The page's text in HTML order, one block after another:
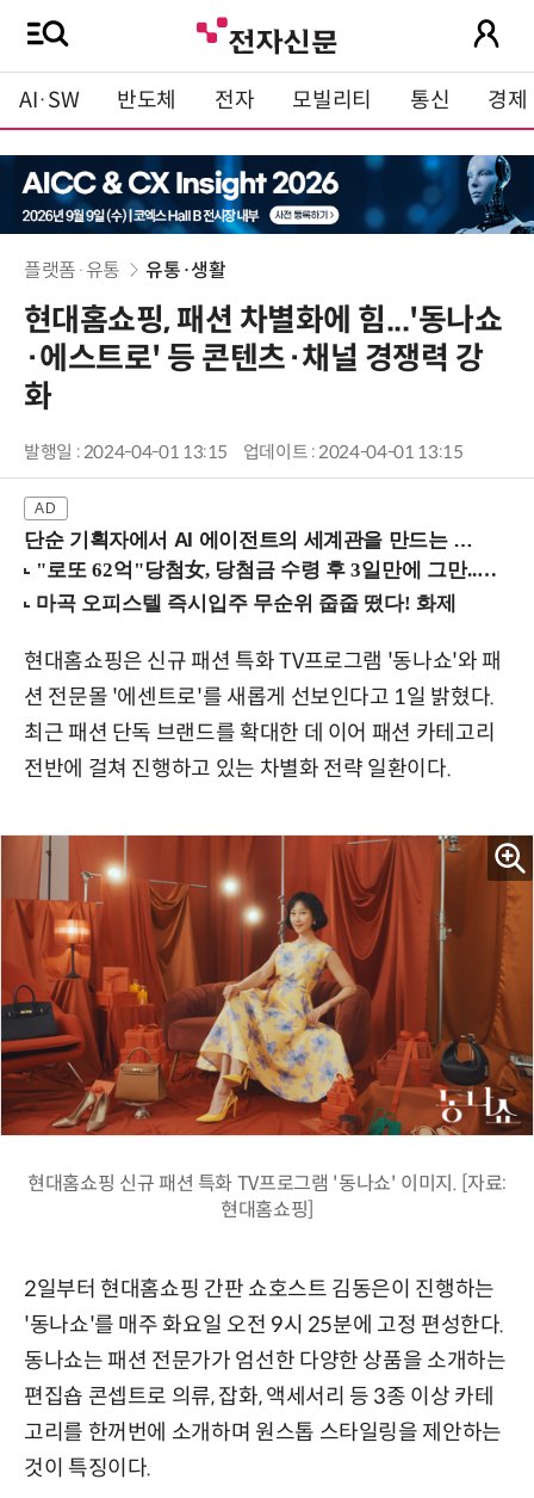
AI·SW 반도체 전자 모빌리티 통신 경제
플랫폼·유통 유통·생활
현대홈쇼핑, 패션 차별화에 힘...'동나쇼
·에스트로' 등 콘텐츠·채널 경쟁력 강
화
발행일 : 2024-04-01 13:15 업데이트 : 2024-04-01 13:15
단순 기획자에서 AI 에이전트의 세계관을 만드는 지식 설계자로.. (8/20 강남역)
현대홈쇼핑은 신규 패션 특화 TV프로그램 '동나쇼'와 패
션 전문몰 '에센트로'를 새롭게 선보인다고 1일 밝혔다.
최근 패션 단독 브랜드를 확대한 데 이어 패션 카테고리
전반에 걸쳐 진행하고 있는 차별화 전략 일환이다.
현대홈쇼핑 신규 패션 특화 TV프로그램 '동나쇼' 이미지. [자료:
현대홈쇼핑]
2일부터 현대홈쇼핑 간판 쇼호스트 김동은이 진행하는
'동나쇼'를 매주 화요일 오전 9시 25분에 고정 편성한다.
동나쇼는 패션 전문가가 엄선한 다양한 상품을 소개하는
편집숍 콘셉트로 의류, 잡화, 액세서리 등 3종 이상 카테
고리를 한꺼번에 소개하며 원스톱 스타일링을 제안하는
것이 특징이다.